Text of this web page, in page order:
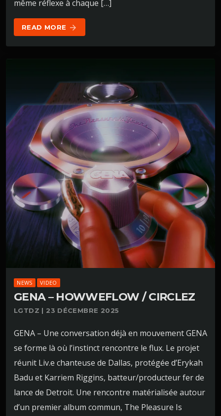
même réflexe à chaque […]
READ MORE arrow_forward
NEWS VIDEO
GENA – HOWWEFLOW / CIRCLEZ
LGTDZ | 23 DÉCEMBRE 2025
GENA – Une conversation déjà en mouvement GENA
se forme là où l’instinct rencontre le flux. Le projet
réunit Liv.e chanteuse de Dallas, protégée d’Erykah
Badu et Karriem Riggins, batteur/producteur fer de
lance de Detroit. Une rencontre matérialisée autour
d’un premier album commun, The Pleasure Is